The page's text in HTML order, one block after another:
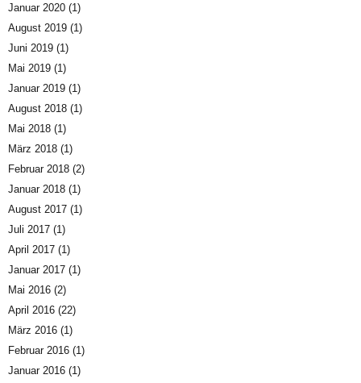
Januar 2020 (1)
August 2019 (1)
Juni 2019 (1)
Mai 2019 (1)
Januar 2019 (1)
August 2018 (1)
Mai 2018 (1)
März 2018 (1)
Februar 2018 (2)
Januar 2018 (1)
August 2017 (1)
Juli 2017 (1)
April 2017 (1)
Januar 2017 (1)
Mai 2016 (2)
April 2016 (22)
März 2016 (1)
Februar 2016 (1)
Januar 2016 (1)